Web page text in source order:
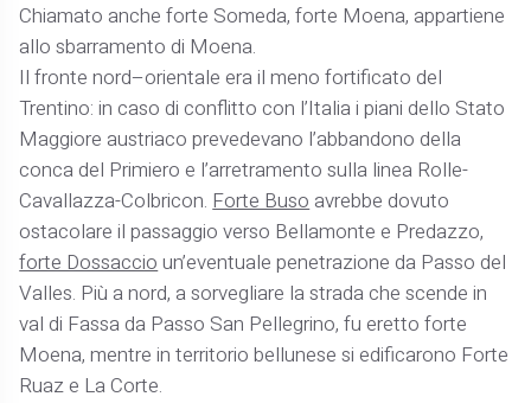
Chiamato anche forte Someda, forte Moena, appartiene
allo sbarramento di Moena.
Il fronte nord–orientale era il meno fortificato del
Trentino: in caso di conflitto con l’Italia i piani dello Stato
Maggiore austriaco prevedevano l’abbandono della
conca del Primiero e l’arretramento sulla linea Rolle-
Cavallazza-Colbricon.Forte Busoavrebbe dovuto
ostacolare il passaggio verso Bellamonte e Predazzo,
forte Dossaccioun’eventuale penetrazione da Passo del
Valles. Più a nord, a sorvegliare la strada che scende in
val di Fassa da Passo San Pellegrino, fu eretto forte
Moena, mentre in territorio bellunese si edificarono Forte
Ruaz e La Corte.